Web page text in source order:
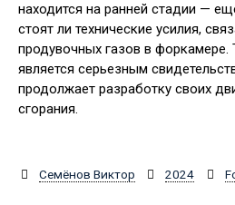
находится на ранней стадии —
стоят ли технические усилия,
продувочных газов в форкамере.
является серьезным
продолжает разработку своих
сгорания.
Семёнов Виктор 2024